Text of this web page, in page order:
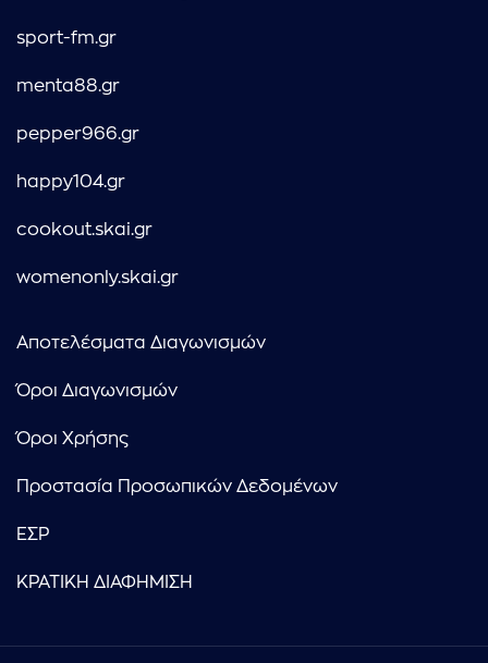
sport-fm.gr
menta88.gr
pepper966.gr
happy104.gr
cookout.skai.gr
womenonly.skai.gr
Αποτελέσματα Διαγωνισμών
Όροι Διαγωνισμών
Όροι Χρήσης
Προστασία Προσωπικών Δεδομένων
ΕΣΡ
ΚΡΑΤΙΚΗ ΔΙΑΦΗΜΙΣΗ